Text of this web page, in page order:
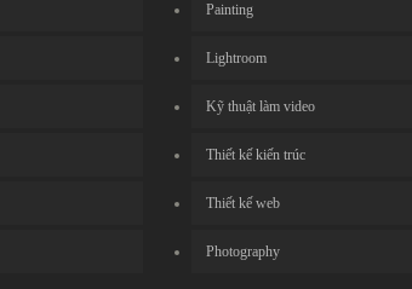
Painting
Lightroom
Kỹ thuật làm video
Thiết kế kiến trúc
Thiết kế web
Photography